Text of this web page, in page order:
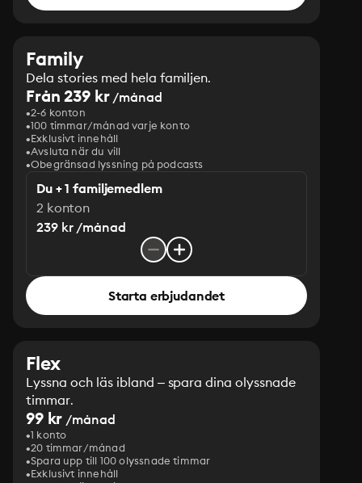
Family
Dela stories med hela familjen.
Från 239 kr/månad
2-6 konton
100 timmar/månad varje konto
Exklusivt innehåll
Avsluta när du vill
Obegränsad lyssning på podcasts
Du + 1 familjemedlem
2 konton
239 kr /månad
Starta erbjudandet
Flex
Lyssna och läs ibland – spara dina olyssnade
timmar.
99 kr /månad
1 konto
20 timmar/månad
Spara upp till 100 olyssnade timmar
Exklusivt innehåll